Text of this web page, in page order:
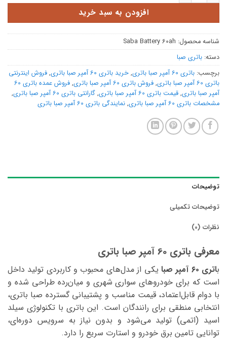
افزودن به سبد خرید
شناسه محصول: Saba Battery 60ah
دسته: باتری صبا
برچسب: باتری 60 آمپر صبا باتری , خرید باتری 60 آمپر صبا باتری , فروش اینترنتی
باتری 60 آمپر صبا باتری
, فروش باتری 60 آمپر صبا باتری ,
فروش عمده باتری 60
آمپر صبا باتری, قیمت باتری 60 آمپر صبا باتری , گارانتی باتری 60 آمپر صبا باتری
,
مشخصات باتری 60 آمپر صبا باتری
, نمایندگی باتری 60 آمپر صبا باتری
توضیحات
توضیحات تکمیلی
نظرات (0)
معرفی باتری 60 آمپر صبا باتری
باتری ۶۰ آمپر صبا
یکی از مدل‌های محبوب و کاربردی تولید داخل
است که برای خودروهای سواری شهری و میان‌رده طراحی شده و
با دوام قابل‌اعتماد، قیمت مناسب و پشتیبانی گسترده صبا باتری،
انتخابی منطقی برای رانندگان است. این باتری با تکنولوژی سیلد
اسید (اتمی) تولید می‌شود و بدون نیاز به سرویس دوره‌ای،
توانایی تامین برق خودرو و استارت سریع را دارد.